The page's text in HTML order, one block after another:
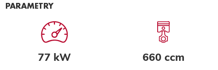
PARAMETRY
77 kW 660 ccm